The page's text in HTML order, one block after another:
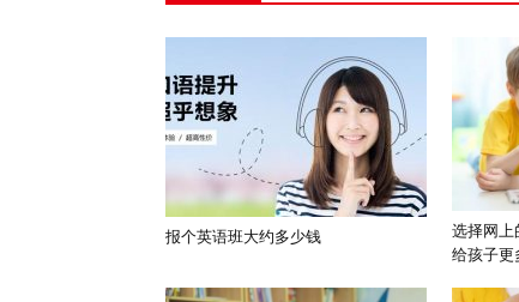
报个英语班大约多少钱
选择网上
给孩子更